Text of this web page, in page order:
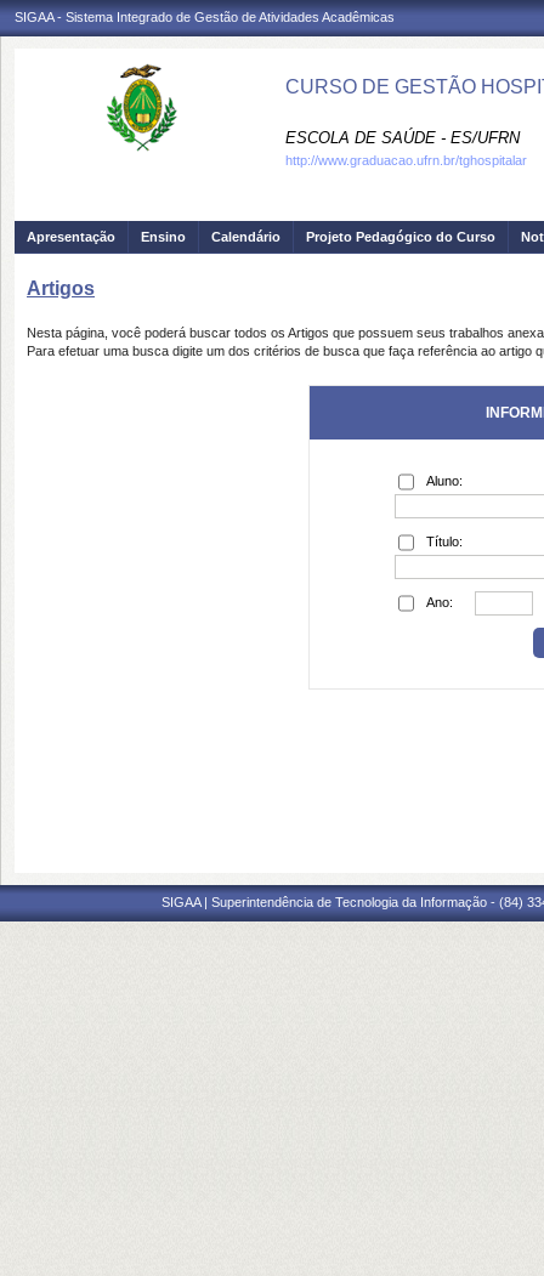
SIGAA - Sistema Integrado de Gestão de Atividades Acadêmicas
CURSO DE GESTÃO
ESCOLA DE SAÚDE - ES/UFRN
http://www.graduacao.ufrn.br/tghospitalar
Apresentação Ensino Calendário Projeto Pedagógico do Curso
Artigos
Nesta página, você poderá buscar todos os Artigos que possuem seus trabalhos
Para efetuar uma busca digite um dos critérios de busca que faça referência ao artigo
Aluno:
Título:
Ano:
SIGAA | Superintendência de Tecnologia da Informação - (84)